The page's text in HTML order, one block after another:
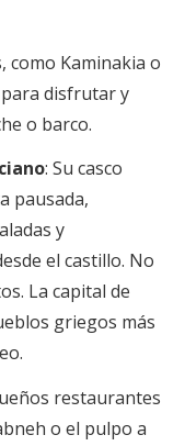
como Kaminakia o
disfrutar y
o barco.
: Su casco
pausada,
y
el castillo. No
La capital de
griegos más
restaurantes
o el pulpo a